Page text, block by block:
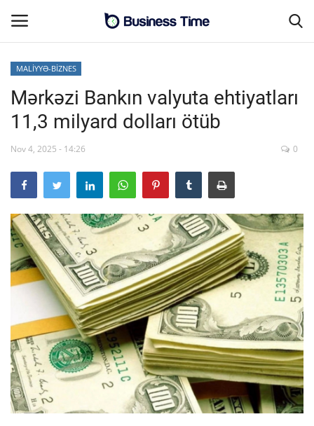
Əsas səhifə
MALİYYƏ-BİZNES
SƏNAYE-İNFRASTRUKTUR
CƏMİYYƏT
ENERGETİKA
İDMAN
FORMULA 1
DÜNYA
MALİYYƏ-BİZNES
Mərkəzi Bankın valyuta ehtiyatları
11,3 milyard dolları ötüb
Nov 4, 2025 - 14:26 0